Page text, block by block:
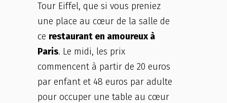
Tour Eiffel, que si vous preniez
une place au cœur de la salle de
ce restaurant en amoureux à
Paris. Le midi, les prix
commencent à partir de 20 euros
par enfant et 48 euros par adulte
pour occuper une table au cœur